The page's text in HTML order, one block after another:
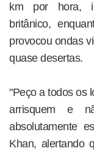
km por hora,
britânico,
provocou ondas
quase desertas.
"Peço a todos os
arrisquem e
absolutamente
Khan, alertando